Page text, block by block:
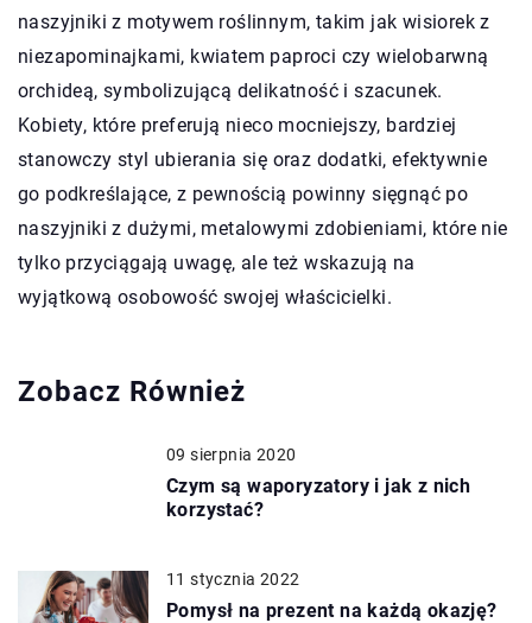
naszyjniki z motywem roślinnym, takim jak wisiorek z
niezapominajkami, kwiatem paproci czy wielobarwną
orchideą, symbolizującą delikatność i szacunek.
Kobiety, które preferują nieco mocniejszy, bardziej
stanowczy styl ubierania się oraz dodatki, efektywnie
go podkreślające, z pewnością powinny sięgnąć po
naszyjniki z dużymi, metalowymi zdobieniami, które nie
tylko przyciągają uwagę, ale też wskazują na
wyjątkową osobowość swojej właścicielki.
Zobacz Również
09 sierpnia 2020
Czym są waporyzatory i jak z nich
korzystać?
11 stycznia 2022
Pomysł na prezent na każdą okazję?